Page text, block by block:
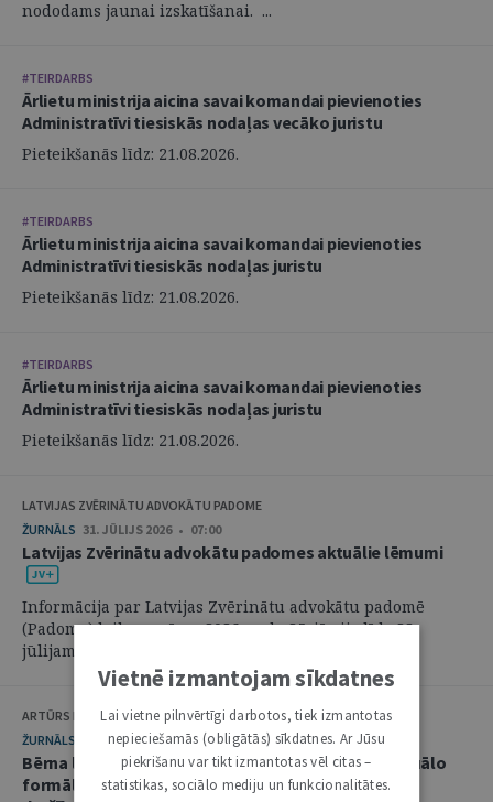
nododams jaunai izskatīšanai. ...
#TEIRDARBS
Ārlietu ministrija aicina savai komandai pievienoties
Administratīvi tiesiskās nodaļas vecāko juristu
Pieteikšanās līdz: 21.08.2026.
#TEIRDARBS
Ārlietu ministrija aicina savai komandai pievienoties
Administratīvi tiesiskās nodaļas juristu
Pieteikšanās līdz: 21.08.2026.
#TEIRDARBS
Ārlietu ministrija aicina savai komandai pievienoties
Administratīvi tiesiskās nodaļas juristu
Pieteikšanās līdz: 21.08.2026.
LATVIJAS ZVĒRINĀTU ADVOKĀTU PADOME
ŽURNĀLS 31. JŪLIJS 2026 • 07:00
Latvijas Zvērinātu advokātu padomes aktuālie lēmumi
Informācija par Latvijas Zvērinātu advokātu padomē
(Padome) laikposmā no 2026. gada 25. jūnija līdz 28.
jūlijam pieņemtajiem lēmumiem. ...
ARTŪRS KURBATOVS, INGA KUDEIKINA, MARTA URBĀNE
ŽURNĀLS
29. JŪLIJS 2026 • 08:00
Bērna labākās intereses civilprocesā: starp procesuālo
formālismu un pienākumu nekavējoties reaģēt uz
Vietnē izmantojam sīkdatnes
Lai vietne pilnvērtīgi darbotos, tiek izmantotas
nepieciešamās (obligātās) sīkdatnes. Ar Jūsu
piekrišanu var tikt izmantotas vēl citas –
statistikas, sociālo mediju un funkcionalitātes.